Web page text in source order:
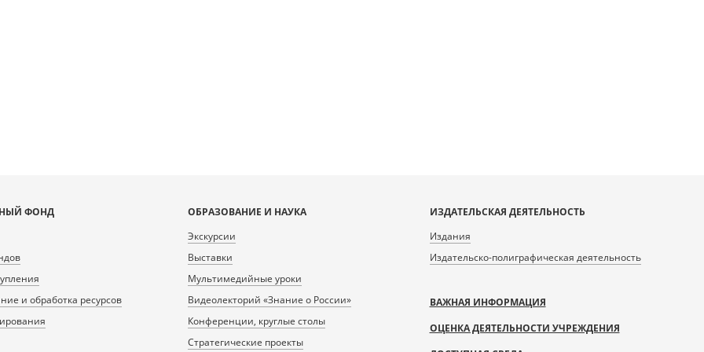
ФОНД
и обработка ресурсов
ОБРАЗОВАНИЕ И НАУКА
Экскурсии
Выставки
Мультимедийные уроки
Видеолекторий «Знание о России»
Конференции, круглые столы
Стратегические проекты
ИЗДАТЕЛЬСКАЯ ДЕЯТЕЛЬНОСТЬ
Издания
Издательско-полиграфическая деятельность
ВАЖНАЯ ИНФОРМАЦИЯ
ОЦЕНКА ДЕЯТЕЛЬНОСТИ УЧРЕЖДЕНИЯ